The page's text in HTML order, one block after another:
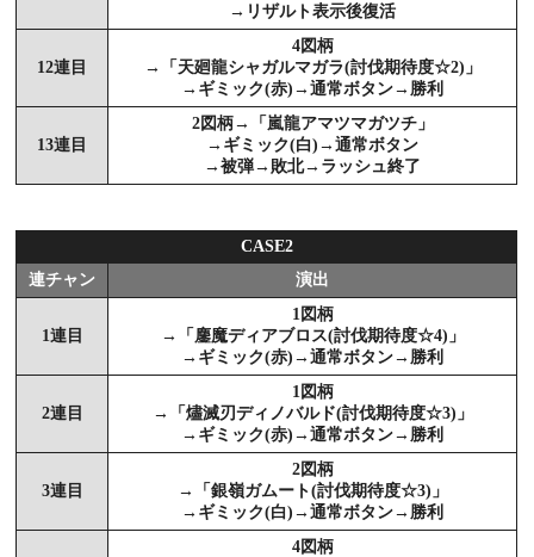
→リザルト表示後復活
12連目
4図柄
→「天廻龍シャガルマガラ(討伐期待度☆2)」
→ギミック(赤)→通常ボタン→勝利
13連目
2図柄→「嵐龍アマツマガツチ」
→ギミック(白)→通常ボタン
→被弾→敗北→ラッシュ終了
CASE2
連チャン
演出
1連目
1図柄
→「鏖魔ディアブロス(討伐期待度☆4)」
→ギミック(赤)→通常ボタン→勝利
2連目
1図柄
→「燼滅刃ディノバルド(討伐期待度☆3)」
→ギミック(赤)→通常ボタン→勝利
3連目
2図柄
→「銀嶺ガムート(討伐期待度☆3)」
→ギミック(白)→通常ボタン→勝利
4図柄